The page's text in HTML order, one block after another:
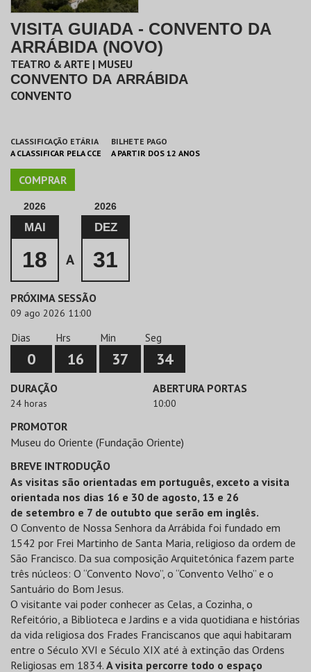
VISITA GUIADA - CONVENTO DA
ARRÁBIDA (NOVO)
TEATRO & ARTE | MUSEU
CONVENTO DA ARRÁBIDA
CONVENTO
CLASSIFICAÇÃO ETÁRIA
A CLASSIFICAR PELA CCE
BILHETE PAGO
A PARTIR DOS 12 ANOS
COMPRAR
2026
MAI
18 A
2026
DEZ
31
PRÓXIMA SESSÃO
09 ago 2026 11:00
Dias
0
Hrs
16
Min
37
Seg
34
DURAÇÃO
24 horas
ABERTURA PORTAS
10:00
PROMOTOR
Museu do Oriente (Fundação Oriente)
BREVE INTRODUÇÃO
As visitas são orientadas em português, exceto a visita
orientada nos dias 16 e 30 de agosto, 13 e 26
de setembro e 7 de outubto que serão em inglês.
O Convento de Nossa Senhora da Arrábida foi fundado em
1542 por Frei Martinho de Santa Maria, religioso da ordem de
São Francisco. Da sua composição Arquitetónica fazem parte
três núcleos: O “Convento Novo”, o “Convento Velho” e o
Santuário do Bom Jesus.
O visitante vai poder conhecer as Celas, a Cozinha, o
Refeitório, a Biblioteca e Jardins e a vida quotidiana e histórias
da vida religiosa dos Frades Franciscanos que aqui habitaram
entre o Século XVI e Século XIX até à extinção das Ordens
Religiosas em 1834. A visita percorre todo o espaço